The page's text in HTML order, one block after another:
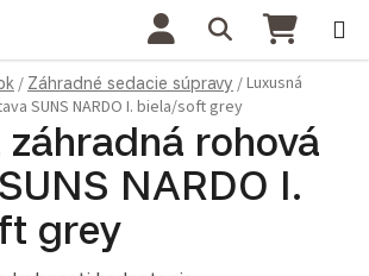
Hľadať
/ Záhradné sedacie súpravy /Luxusná
SUNS NARDO I. biela/soft grey
záhradná rohová
NARDO I.
grey